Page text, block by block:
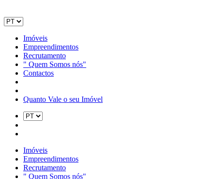
Imóveis
Empreendimentos
Recrutamento
" Quem Somos nós"
Contactos
Quanto Vale o seu Imóvel
Imóveis
Empreendimentos
Recrutamento
" Quem Somos nós"